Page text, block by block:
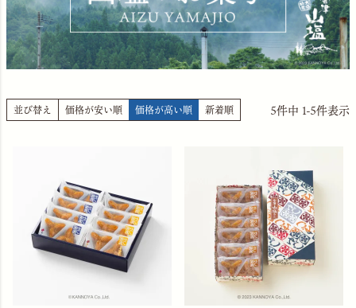
並び替え 価格が安い順 価格が高い順 新着順 5件中 1-5件表示